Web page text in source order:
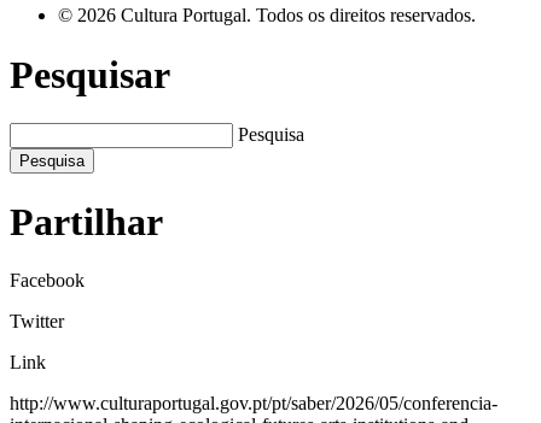
© 2026 Cultura Portugal. Todos os direitos reservados.
Pesquisar
Pesquisa
Pesquisa
Partilhar
Facebook
Twitter
Link
http://www.culturaportugal.gov.pt/pt/saber/2026/05/conferencia-